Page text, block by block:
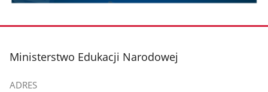
stopka
Ministerstwo Edukacji Narodowej
ADRES